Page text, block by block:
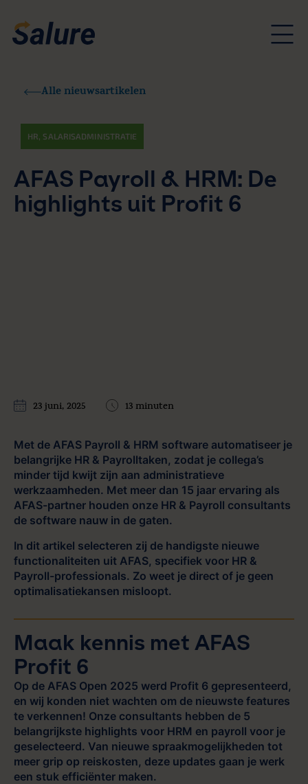
Alle nieuwsartikelen
HR, SALARISADMINISTRATIE
AFAS Payroll & HRM: De
highlights uit Profit 6
23 juni, 2025 13 minuten
Met de AFAS Payroll & HRM software automatiseer je
belangrijke HR & Payrolltaken, zodat je collega’s
minder tijd kwijt zijn aan administratieve
werkzaamheden. Met meer dan 15 jaar ervaring als
AFAS-partner houden onze HR & Payroll consultants
de software nauw in de gaten.
In dit artikel selecteren zij de handigste nieuwe
functionaliteiten uit AFAS, specifiek voor HR &
Payroll-professionals. Zo weet je direct of je geen
optimalisatiekansen misloopt.
Maak kennis met AFAS
Profit 6
Op de AFAS Open 2025 werd Profit 6 gepresenteerd,
en wij konden niet wachten om de nieuwste features
te verkennen! Onze consultants hebben de 5
belangrijkste highlights voor HRM en payroll voor je
geselecteerd. Van nieuwe spraakmogelijkheden tot
meer grip op reiskosten, deze updates gaan je werk
een stuk efficiënter maken.